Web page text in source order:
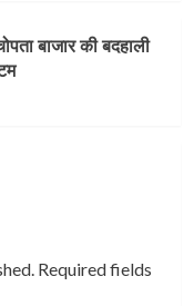
बाजार की बदहाली
Required fields